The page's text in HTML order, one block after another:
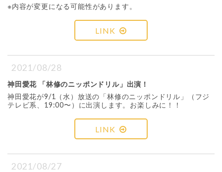
※内容が変更になる可能性があります。
LINK
2021/08/28
神田愛花 「林修のニッポンドリル」出演！
神田愛花が9/1（水）放送の「林修のニッポンドリル」（フジ
テレビ系、19:00〜）に出演します。お楽しみに！！
LINK
2021/08/27